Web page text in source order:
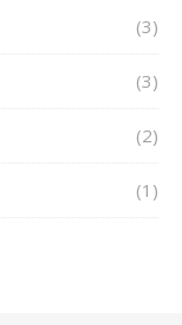
(3)
(3)
(2)
(1)